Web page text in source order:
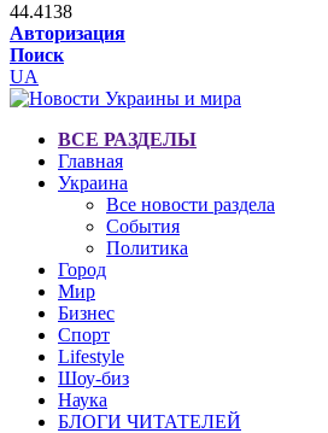
44.4138
Авторизация
Поиск
UA
ВСЕ РАЗДЕЛЫ
Главная
Украина
Все новости раздела
События
Политика
Город
Мир
Бизнес
Спорт
Lifestyle
Шоу-биз
Наука
БЛОГИ ЧИТАТЕЛЕЙ